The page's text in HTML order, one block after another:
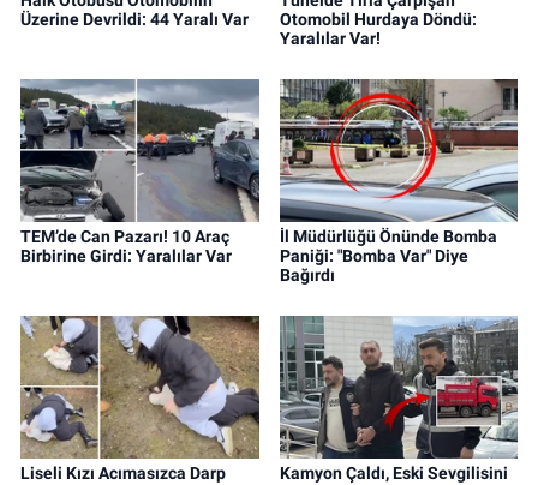
Üzerine Devrildi: 44 Yaralı Var
Otomobil Hurdaya Döndü:
Yaralılar Var!
TEM’de Can Pazarı! 10 Araç
Birbirine Girdi: Yaralılar Var
İl Müdürlüğü Önünde Bomba
Paniği: "Bomba Var" Diye
Bağırdı
Liseli Kızı Acımasızca Darp
Kamyon Çaldı, Eski Sevgilisini